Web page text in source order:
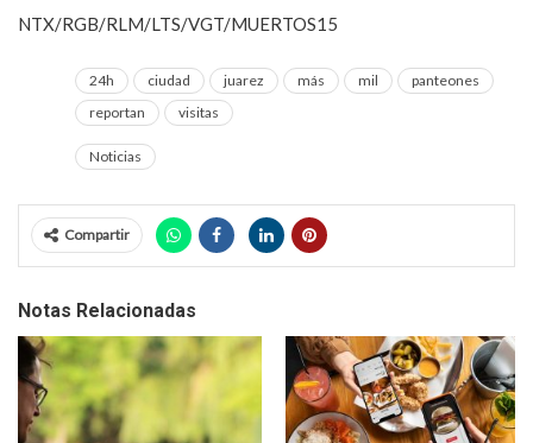
NTX/RGB/RLM/LTS/VGT/MUERTOS15
24h ciudad juarez más mil
panteones
reportan
visitas
Noticias
Compartir
Notas Relacionadas